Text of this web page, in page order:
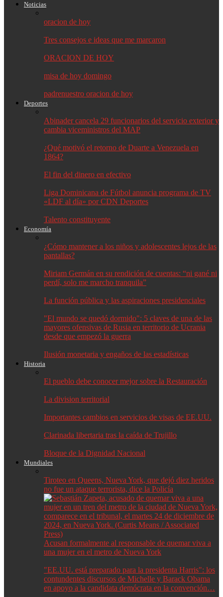
Noticias
oracion de hoy
Tres consejos e ideas que me marcaron
ORACION DE HOY
misa de hoy domingo
padrenuestro oracion de hoy
Deportes
Abinader cancela 29 funcionarios del servicio exterior y
cambia viceministros del MAP
¿Qué motivó el retorno de Duarte a Venezuela en
1864?
El fin del dinero en efectivo
Liga Dominicana de Fútbol anuncia programa de TV
«LDF al día» por CDN Deportes
Talento constituyente
Economía
¿Cómo mantener a los niños y adolescentes lejos de las
pantallas?
Miriam Germán en su rendición de cuentas: “ni gané ni
perdí, solo me marcho tranquila”
La función pública y las aspiraciones presidenciales
"El mundo se quedó dormido": 5 claves de una de las
mayores ofensivas de Rusia en territorio de Ucrania
desde que empezó la guerra
Ilusión monetaria y engaños de las estadísticas
Historia
El pueblo debe conocer mejor sobre la Restauración
La division territorial
Importantes cambios en servicios de visas de EE.UU.
Clarinada libertaria tras la caída de Trujillo
Bloque de la Dignidad Nacional
Mundiales
Tiroteo en Queens, Nueva York, que dejó diez heridos
no fue un ataque terrorista, dice la Policía
Acusan formalmente al responsable de quemar viva a
una mujer en el metro de Nueva York
"EE.UU. está preparado para la presidenta Harris": los
contundentes discursos de Michelle y Barack Obama
en apoyo a la candidata demócrata en la convención…